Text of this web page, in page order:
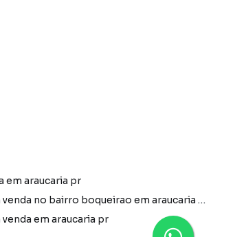
em araucaria pr
Apartamento à venda no bairro boqueirao em araucaria pr com 1 vaga
em araucaria pr